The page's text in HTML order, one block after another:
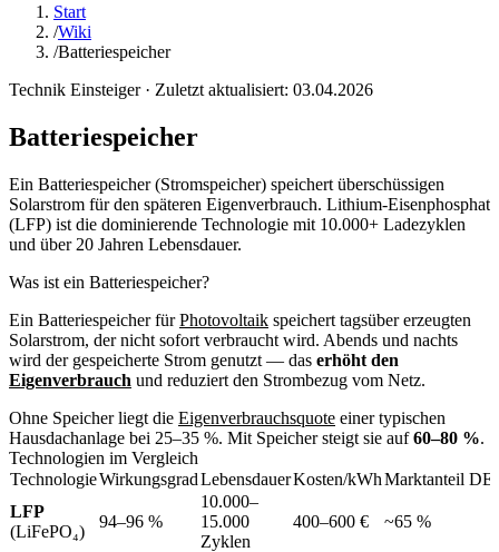
Start
/Wiki
/Batteriespeicher
Technik Einsteiger · Zuletzt aktualisiert: 03.04.2026
Batteriespeicher
Ein Batteriespeicher (Stromspeicher) speichert überschüssigen
Solarstrom für den späteren Eigenverbrauch. Lithium-Eisenphosphat
(LFP) ist die dominierende Technologie mit 10.000+ Ladezyklen
und über 20 Jahren Lebensdauer.
Was ist ein Batteriespeicher?
Ein Batteriespeicher fürPhotovoltaik speichert tagsüber erzeugten
Solarstrom, der nicht sofort verbraucht wird. Abends und nachts
wird der gespeicherte Strom genutzt — das erhöht den
Eigenverbrauch und reduziert den Strombezug vom Netz.
Ohne Speicher liegt die Eigenverbrauchsquote einer typischen
Hausdachanlage bei 25–35 %. Mit Speicher steigt sie auf60–80 %.
Technologien im Vergleich
TechnologieWirkungsgradLebensdauerKosten/kWhMarktanteil DE
LFP
(LiFePO₄)
94–96 %
10.000–
15.000
Zyklen
400–600 € ~65 %